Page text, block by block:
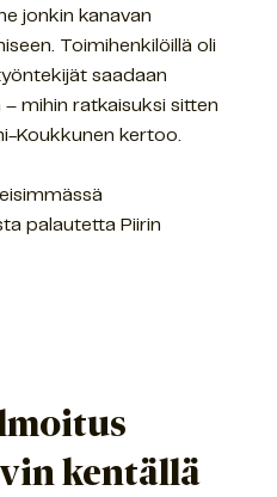
jonkin kanavan
Toimihenkilöillä oli
saadaan
– mihin ratkaisuksi sitten
Koukkunen kertoo.
palautetta Piirin
kentällä